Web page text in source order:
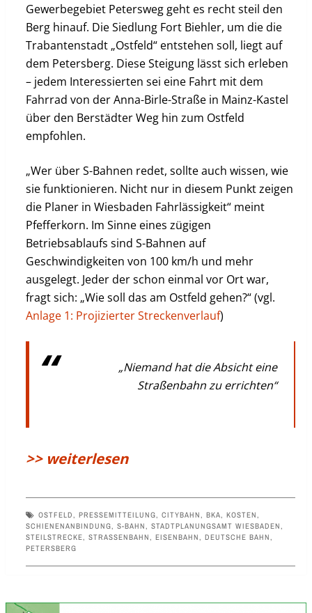
Gewerbegebiet Petersweg geht es recht steil den
Berg hinauf. Die Siedlung Fort Biehler, um die die
Trabantenstadt „Ostfeld“ entstehen soll, liegt auf
dem Petersberg. Diese Steigung lässt sich erleben
– jedem Interessierten sei eine Fahrt mit dem
Fahrrad von der Anna-Birle-Straße in Mainz-Kastel
über den Berstädter Weg hin zum Ostfeld
empfohlen.
„Wer über S-Bahnen redet, sollte auch wissen, wie
sie funktionieren. Nicht nur in diesem Punkt zeigen
die Planer in Wiesbaden Fahrlässigkeit“ meint
Pfefferkorn. Im Sinne eines zügigen
Betriebsablaufs sind S-Bahnen auf
Geschwindigkeiten von 100 km/h und mehr
ausgelegt. Jeder der schon einmal vor Ort war,
fragt sich: „Wie soll das am Ostfeld gehen?“ (vgl.
Anlage 1: Projizierter Streckenverlauf)
„Niemand hat die Absicht eine
Straßenbahn zu errichten“
>> weiterlesen
OSTFELD, PRESSEMITTEILUNG, CITYBAHN, BKA, KOSTEN,
SCHIENENANBINDUNG, S-BAHN, STADTPLANUNGSAMT WIESBADEN,
STEILSTRECKE, STRASSENBAHN , EISENBAHN, DEUTSCHE BAHN,
PETERSBERG